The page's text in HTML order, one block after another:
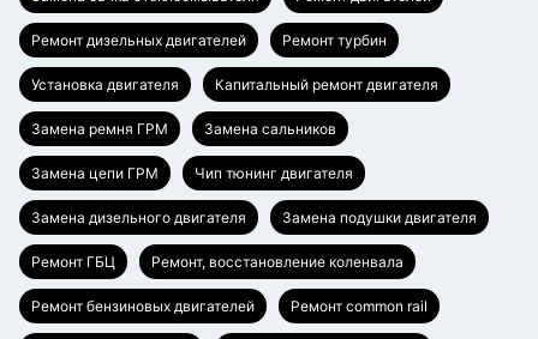
Ремонт дизельных двигателей Ремонт турбин
Установка двигателя Капитальный ремонт двигателя
Замена ремня ГРМ Замена сальников
Замена цепи ГРМ Чип тюнинг двигателя
Замена дизельного двигателя Замена подушки двигателя
Ремонт ГБЦ Ремонт, восстановление коленвала
Ремонт бензиновых двигателей Ремонт common rail